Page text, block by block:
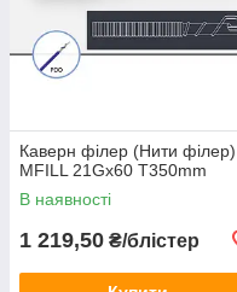
Каверн філер (Нити філер)
MFILL 21Gx60 T350mm
В наявності
1 219,50 ₴/блістер